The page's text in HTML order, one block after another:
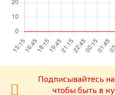
Подписывайтесь
чтобы быть в